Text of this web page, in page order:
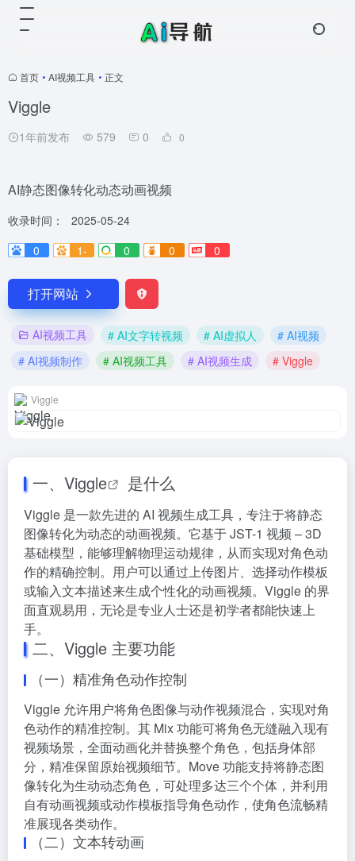
首页 • AI视频工具 • 正文
Viggle
1年前发布 579 0 0
AI静态图像转化动态动画视频
收录时间：
2025-05-24
0
1- 0 0 0
打开网站
AI视频工具 # AI文字转视频 # AI虚拟人
# AI视频
# AI视频制作
# AI视频工具 # AI视频生成 # Viggle
Viggle
一、 Viggle 是什么
Viggle 是一款先进的 AI 视频生成工具，专注于将静态
图像转化为动态的动画视频。它基于 JST-1 视频 – 3D
基础模型，能够理解物理运动规律，从而实现对角色动
作的精确控制。用户可以通过上传图片、选择动作模板
或输入文本描述来生成个性化的动画视频。Viggle 的界
面直观易用，无论是专业人士还是初学者都能快速上
手。
二、Viggle 主要功能
（一）精准角色动作控制
Viggle 允许用户将角色图像与动作视频混合，实现对角
色动作的精准控制。其 Mix 功能可将角色无缝融入现有
视频场景，全面动画化并替换整个角色，包括身体部
分，精准保留原始视频细节。Move 功能支持将静态图
像转化为生动动态角色，可处理多达三个个体，并利用
自有动画视频或动作模板指导角色动作，使角色流畅精
准展现各类动作。
（二）文本转动画